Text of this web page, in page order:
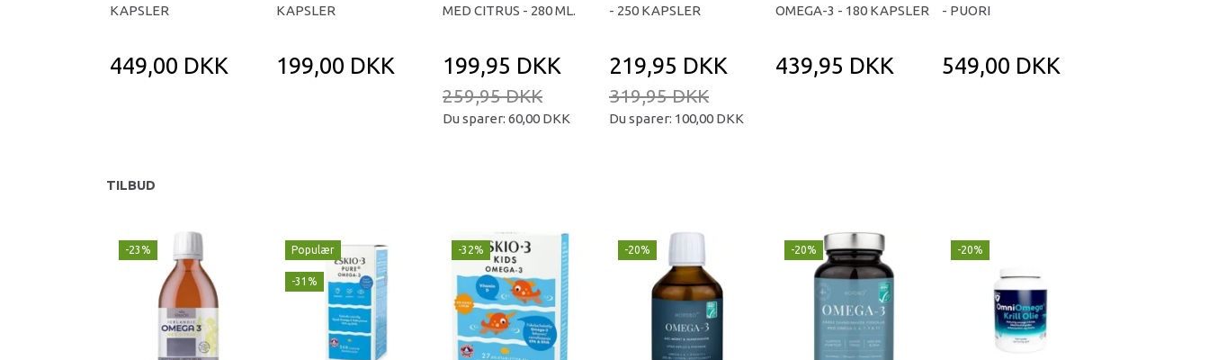
KAPSLER
449,00 DKK
KAPSLER
199,00 DKK
MED CITRUS - 280 ML.
199,95 DKK
259,95 DKK
Du sparer: 60,00 DKK
- 250 KAPSLER
219,95 DKK
319,95 DKK
Du sparer: 100,00 DKK
OMEGA-3 - 180 KAPSLER
439,95 DKK
- PUORI
549,00 DKK
TILBUD
-23% Populær
-31%
-32% -20% -20% -20%